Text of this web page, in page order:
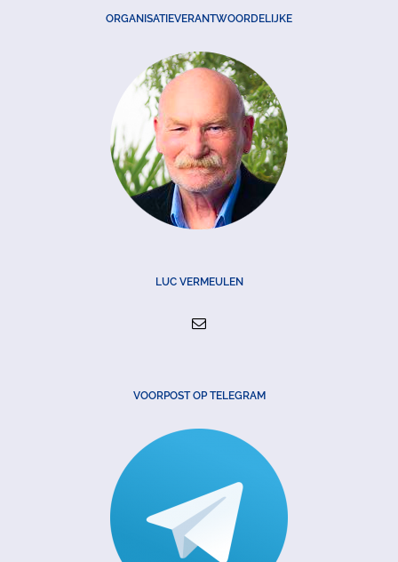
ORGANISATIEVERANTWOORDELIJKE
LUC VERMEULEN
VOORPOST OP TELEGRAM